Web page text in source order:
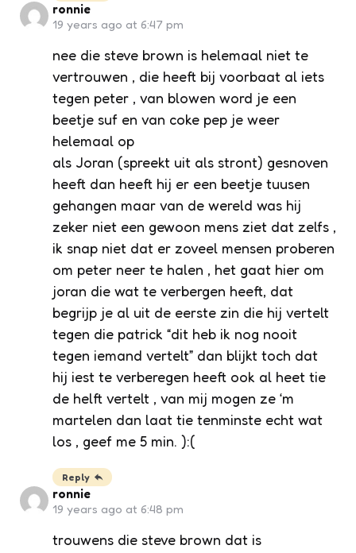
ronnie
19 years ago at 6:47 pm
nee die steve brown is helemaal niet te
vertrouwen , die heeft bij voorbaat al iets
tegen peter , van blowen word je een
beetje suf en van coke pep je weer
helemaal op
als Joran (spreekt uit als stront) gesnoven
heeft dan heeft hij er een beetje tuusen
gehangen maar van de wereld was hij
zeker niet een gewoon mens ziet dat zelfs ,
ik snap niet dat er zoveel mensen proberen
om peter neer te halen , het gaat hier om
joran die wat te verbergen heeft, dat
begrijp je al uit de eerste zin die hij vertelt
tegen die patrick “dit heb ik nog nooit
tegen iemand vertelt” dan blijkt toch dat
hij iest te verberegen heeft ook al heet tie
de helft vertelt , van mij mogen ze ‘m
martelen dan laat tie tenminste echt wat
los , geef me 5 min. ):(
Reply
ronnie
19 years ago at 6:48 pm
trouwens die steve brown dat is